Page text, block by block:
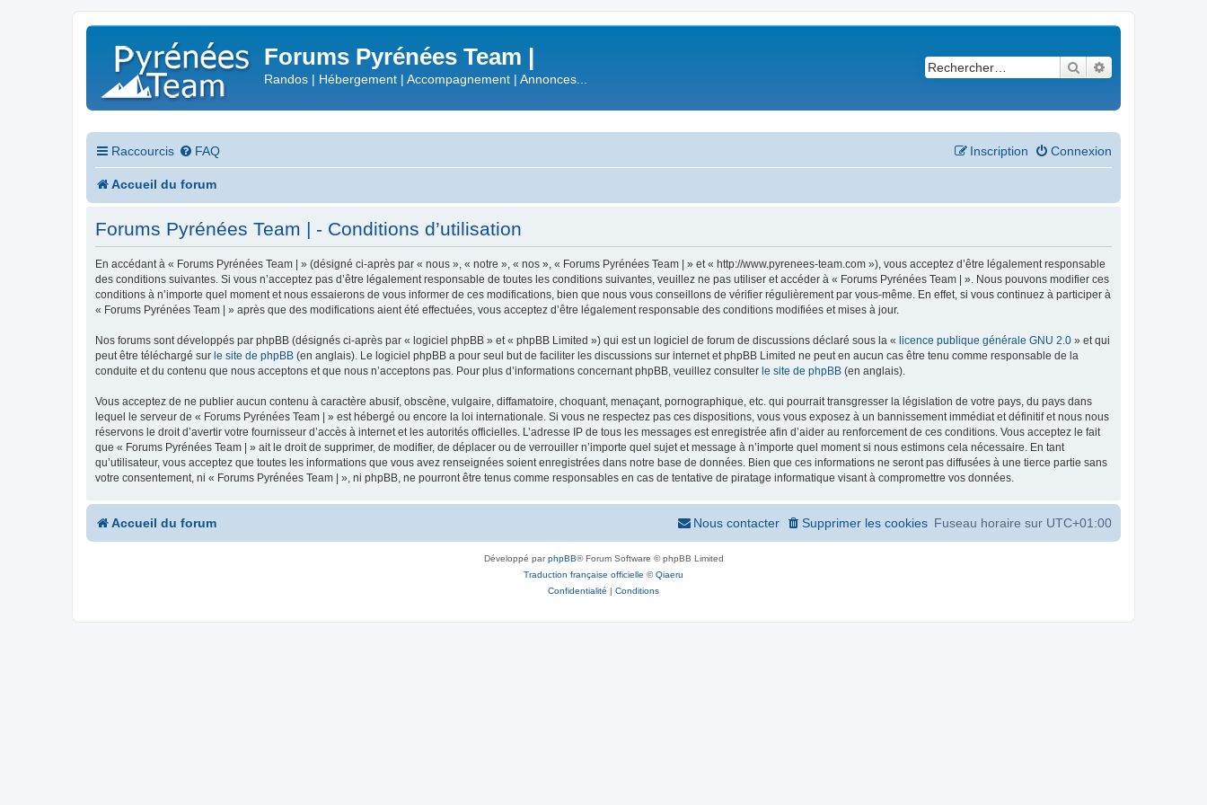
Forums Pyrénées Team |
Randos | Hébergement | Accompagnement | Annonces...
Rechercher
Raccourcis FAQ Connexion
Inscription
Accueil du forum
Forums Pyrénées Team | - Conditions d’utilisation
En accédant à « Forums Pyrénées Team | » (désigné ci-après par « nous », « notre », « nos », « Forums Pyrénées Team | » et « http://www.pyrenees-team.com »), vous acceptez d’être légalement responsable
des conditions suivantes. Si vous n’acceptez pas d’être légalement responsable de toutes les conditions suivantes, veuillez ne pas utiliser et accéder à « Forums Pyrénées Team | ». Nous pouvons modifier ces
conditions à n’importe quel moment et nous essaierons de vous informer de ces modifications, bien que nous vous conseillons de vérifier régulièrement par vous-même. En effet, si vous continuez à participer à
« Forums Pyrénées Team | » après que des modifications aient été effectuées, vous acceptez d’être légalement responsable des conditions modifiées et mises à jour.
Nos forums sont développés par phpBB (désignés ci-après par « logiciel phpBB » et « phpBB Limited ») qui est un logiciel de forum de discussions déclaré sous la « licence publique générale GNU 2.0 » et qui
peut être téléchargé sur le site de phpBB (en anglais). Le logiciel phpBB a pour seul but de faciliter les discussions sur internet et phpBB Limited ne peut en aucun cas être tenu comme responsable de la
conduite et du contenu que nous acceptons et que nous n’acceptons pas. Pour plus d’informations concernant phpBB, veuillez consulter le site de phpBB (en anglais).
Vous acceptez de ne publier aucun contenu à caractère abusif, obscène, vulgaire, diffamatoire, choquant, menaçant, pornographique, etc. qui pourrait transgresser la législation de votre pays, du pays dans
lequel le serveur de « Forums Pyrénées Team | » est hébergé ou encore la loi internationale. Si vous ne respectez pas ces dispositions, vous vous exposez à un bannissement immédiat et définitif et nous nous
réservons le droit d’avertir votre fournisseur d’accès à internet et les autorités officielles. L’adresse IP de tous les messages est enregistrée afin d’aider au renforcement de ces conditions. Vous acceptez le fait
que « Forums Pyrénées Team | » ait le droit de supprimer, de modifier, de déplacer ou de verrouiller n’importe quel sujet et message à n’importe quel moment si nous estimons cela nécessaire. En tant
qu’utilisateur, vous acceptez que toutes les informations que vous avez renseignées soient enregistrées dans notre base de données. Bien que ces informations ne seront pas diffusées à une tierce partie sans
votre consentement, ni « Forums Pyrénées Team | », ni phpBB, ne pourront être tenus comme responsables en cas de tentative de piratage informatique visant à compromettre vos données.
Accueil du forum Fuseau horaire sur UTC+01:00
Supprimer les cookies
Nous contacter
Développé parphpBB® Forum Software © phpBB Limited
Traduction française officielle ©Qiaeru
Confidentialité | Conditions